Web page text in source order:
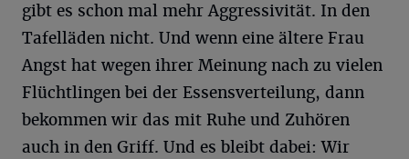
gibt es schon mal mehr Aggressivität. In den
Tafelläden nicht. Und wenn eine ältere Frau
Angst hat wegen ihrer Meinung nach zu vielen
Flüchtlingen bei der Essensverteilung, dann
bekommen wir das mit Ruhe und Zuhören
auch in den Griff. Und es bleibt dabei: Wir